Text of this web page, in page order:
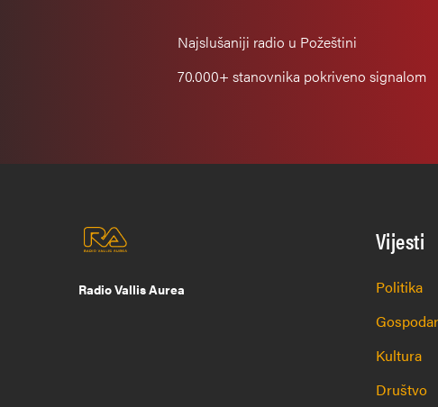
Najslušaniji radio u Požeštini
70.000+ stanovnika pokriveno signalom
Radio Vallis Aurea
Vijesti
Politika
Kultura
Društvo